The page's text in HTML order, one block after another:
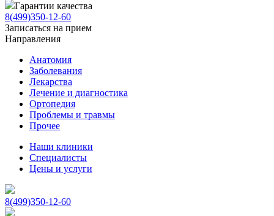
Гарантии качества
8(499)350-12-60
Записаться на прием
Направления
Анатомия
Заболевания
Лекарства
Лечение и диагностика
Ортопедия
Проблемы и травмы
Прочее
Наши клиники
Специалисты
Цены и услуги
8(499)350-12-60